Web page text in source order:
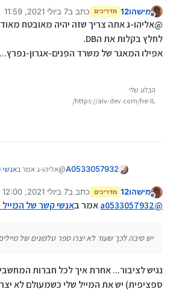
האגרון...)
מנותק
מישהו12 מדריכים כתב ב7 ביולי 2021, 11:59
נערך לאחרונה על ידי
@אליהו-ג אתה צריך שזה יהיה מאובטח
לחלץ בקלות את הDB.
אפילו המאגר של משרד הפנים-אגרון-נפרץ...
הבלוג שלי
https://aiv-dev.com/he-IL/
A0533057932@אליהו-ג אמר ב
@מישהו12
כוונתי
רשימת אנשים
יש סיבה לכך שעוד לא
מנותק
מישהו12 מדריכים כתב ב7 ביולי 2021, 12:00
נערך לאחרונה על ידי
@
a0533057932אמר באנשי קשר של
יש סיבה לכך שעוד לא יצרו ספר טלפונים של
נגיש לציבור... אחרת איך לכל חברות
ספציפית) יש את המייל שלי כשמעולם לא